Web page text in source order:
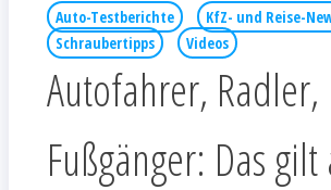
Auto-Testberichte
KfZ- und Reise-
Schraubertipps
Videos
Autofahrer, Radler,
Fußgänger: Das